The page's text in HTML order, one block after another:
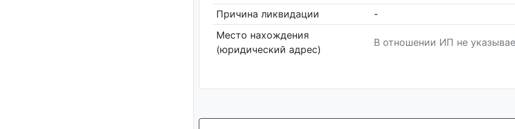
Причина ликвидации
-
Место нахождения
(юридический адрес)
В отношении ИП не